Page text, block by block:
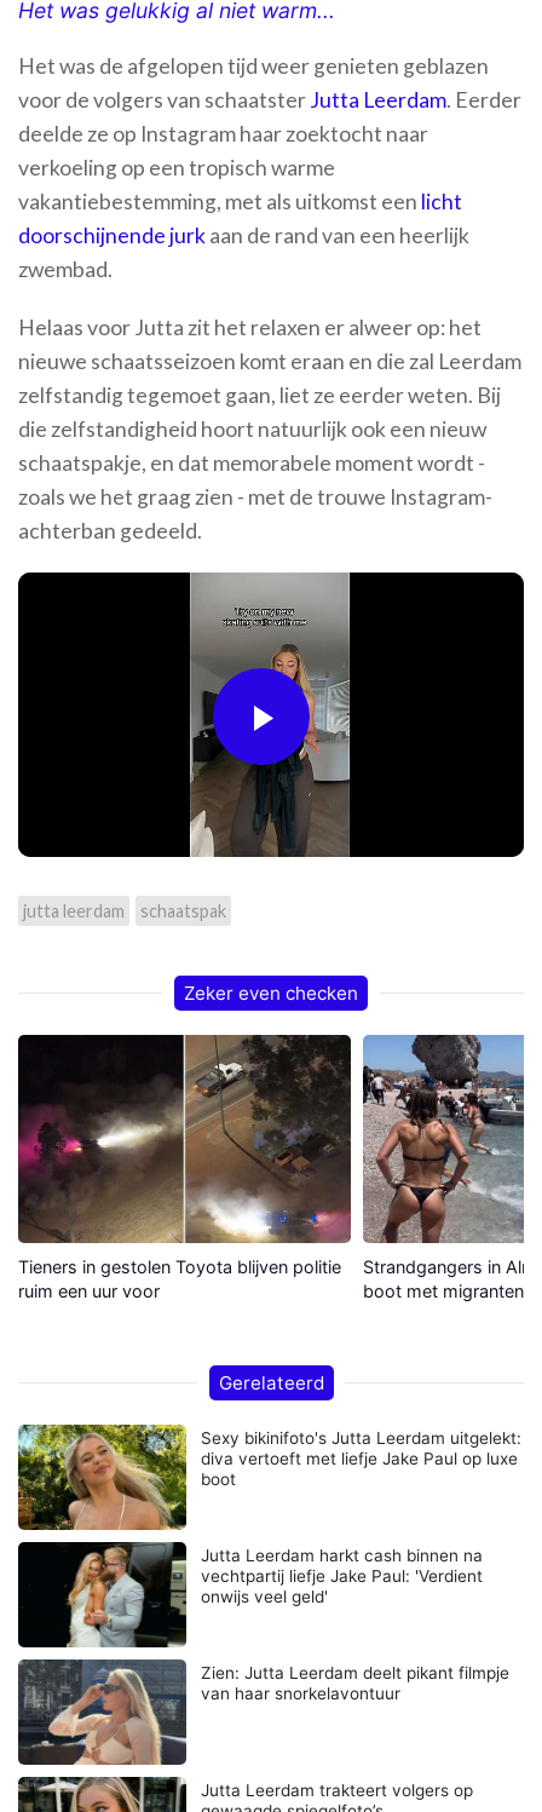
Het was gelukkig al niet warm...
Het was de afgelopen tijd weer genieten geblazen
voor de volgers van schaatsterJutta Leerdam. Eerder
deelde ze op Instagram haar zoektocht naar
verkoeling op een tropisch warme
vakantiebestemming, met als uitkomst een licht
doorschijnende jurkaan de rand van een heerlijk
zwembad.
Helaas voor Jutta zit het relaxen er alweer op: het
nieuwe schaatsseizoen komt eraan en die zal Leerdam
zelfstandig tegemoet gaan, liet ze eerder weten. Bij
die zelfstandigheid hoort natuurlijk ook een nieuw
schaatspakje, en dat memorabele moment wordt -
zoals we het graag zien - met de trouwe Instagram-
achterban gedeeld.
Play
Video
jutta leerdam schaatspak
Zeker even checken
Tieners in gestolen Toyota blijven politie
ruim een uur voor
Strandgangers in
boot met migranten
Gerelateerd
Sexy bikinifoto's Jutta Leerdam uitgelekt:
diva vertoeft met liefje Jake Paul op luxe
boot
Jutta Leerdam harkt cash binnen na
vechtpartij liefje Jake Paul: 'Verdient
onwijs veel geld'
Zien: Jutta Leerdam deelt pikant filmpje
van haar snorkelavontuur
Jutta Leerdam trakteert volgers op